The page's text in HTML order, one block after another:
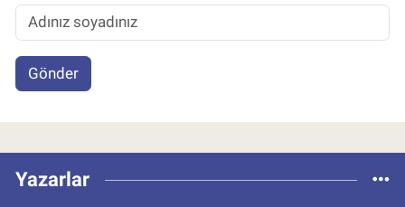
Gönder
Yazarlar